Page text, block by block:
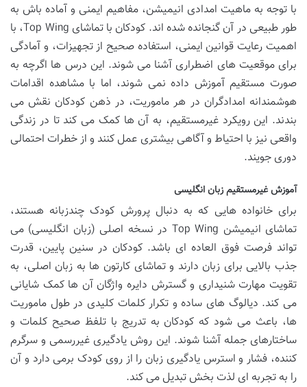
با توجه به ماهیت امدادی انیمیشن، مفاهیم ایمنی و آماده باش به
طور طبیعی در آن گنجانده شده اند. کودکان با تماشای Top Wing، با
اهمیت رعایت قوانین ایمنی، استفاده صحیح از تجهیزات، و آمادگی
برای موقعیت های اضطراری آشنا می شوند. این درس ها اگرچه به
صورت مستقیم آموزش داده نمی شوند، اما با مشاهده اقدامات
هوشمندانه امدادگران در هر ماموریت، در ذهن کودکان نقش می
بندند. این رویکرد غیرمستقیم، به آن ها کمک می کند تا در زندگی
واقعی نیز با احتیاط و آگاهی بیشتری عمل کنند و از خطرات احتمالی
دوری جویند.
آموزش غیرمستقیم زبان انگلیسی
برای خانواده هایی که به دنبال پرورش کودک چندزبانه هستند،
تماشای انیمیشن Top Wing در نسخه اصلی (زبان انگلیسی) می
تواند فرصت فوق العاده ای باشد. کودکان در سنین پایین، قدرت
جذب بالایی برای زبان دارند و تماشای کارتون ها به زبان اصلی، به
تقویت مهارت شنیداری و گسترش دایره واژگان آن ها کمک شایانی
می کند. دیالوگ های ساده و تکرار کلمات کلیدی در طول ماموریت
ها، باعث می شود که کودکان به تدریج با تلفظ صحیح کلمات و
ساختارهای جمله آشنا شوند. این روش یادگیری غیررسمی و سرگرم
کننده، فشار و استرس یادگیری زبان را از روی کودک برمی دارد و آن
را به تجربه ای لذت بخش تبدیل می کند.